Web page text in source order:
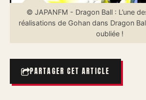
© JAPANFM - Dragon Ball : L’une
réalisations de Gohan dans Dragon
oubliée !
PARTAGER CET ARTICLE